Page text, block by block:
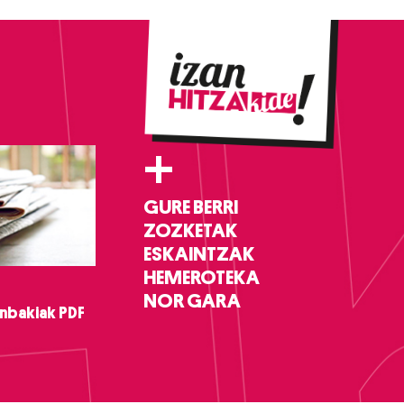
PDF
+
GURE BERRI
ZOZKETAK
ESKAINTZAK
HEMEROTEKA
NOR GARA